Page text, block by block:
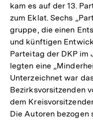
kam es auf der 13.
zum Eklat. Sechs
gruppe, die einen
und künftigen
Parteitag der DKP im
legten eine
Unterzeichnet war
Bezirksvorsitzenden
dem
Die Autoren